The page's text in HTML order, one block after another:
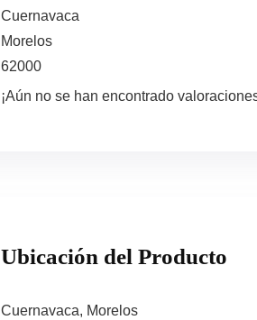
Cuernavaca
Morelos
62000
¡Aún no se han encontrado
Ubicación del Producto
Cuernavaca, Morelos